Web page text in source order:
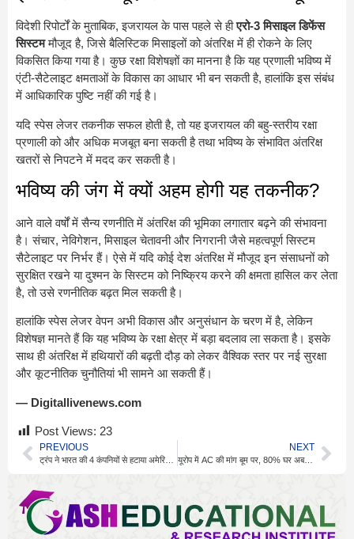
विदेशी रिपोर्टों के मुताबिक, इजरायल के पास पहले से हीएरो-3 मिसाइल डिफेंस
सिस्टममौजूद है, जिसे बैलिस्टिक मिसाइलों को अंतरिक्ष में ही रोकने के लिए
विकसित किया गया है। कुछ रक्षा विशेषज्ञों का मानना है कि यह प्रणाली भविष्य में
एंटी-सैटेलाइट क्षमताओं के विकास का आधार भी बन सकती है, हालांकि इस संबंध
में आधिकारिक पुष्टि नहीं की गई है।
यदि स्पेस लेजर तकनीक सफल होती है, तो यह इजरायल की बहु-स्तरीय रक्षा
प्रणाली को और अधिक मजबूत बना सकती है तथा भविष्य के संभावित अंतरिक्ष
खतरों से निपटने में मदद कर सकती है।
भविष्य की जंग में क्यों अहम होगी यह तकनीक?
आने वाले वर्षों में सैन्य रणनीति में अंतरिक्ष की भूमिका लगातार बढ़ने की संभावना
है। संचार, नेविगेशन, मिसाइल चेतावनी और निगरानी जैसे महत्वपूर्ण सिस्टम
सैटेलाइट पर निर्भर हैं। ऐसे में यदि कोई देश अंतरिक्ष में मौजूद इन संसाधनों को
सुरक्षित रखने या दुश्मन के सिस्टम को निष्क्रिय करने की क्षमता हासिल कर लेता
है, तो उसे रणनीतिक बढ़त मिल सकती है।
हालांकि स्पेस लेजर वेपन अभी विकास और अनुसंधान के चरण में है, लेकिन
विशेषज्ञ मानते हैं कि यह भविष्य के रक्षा क्षेत्र में बड़ा बदलाव ला सकता है। इसके
साथ ही अंतरिक्ष में हथियारों की बढ़ती दौड़ को लेकर वैश्विक स्तर पर नई सुरक्षा
और कूटनीतिक चुनौतियां भी सामने आ सकती हैं।
— Digitallivenews.com
Post Views: 23
PREVIOUS NEXT
यूरोप में AC की मांग बूम पर, 80% घर अब भी बिना कूलिंग सिस्टम